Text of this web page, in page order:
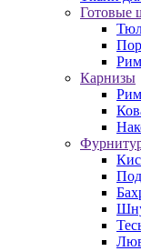
Готовые
Карнизы